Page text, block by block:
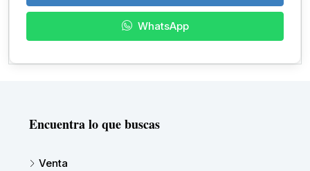
WhatsApp
Encuentra lo que buscas
Venta